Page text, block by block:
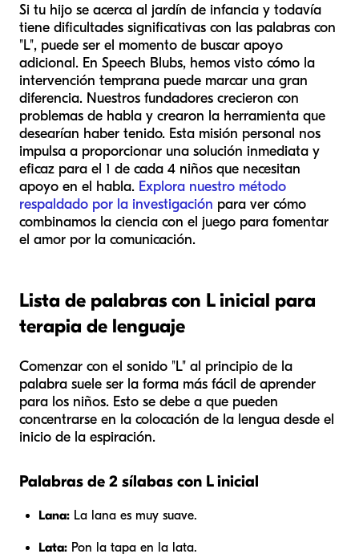
Si tu hijo se acerca al jardín de infancia y todavía
tiene dificultades significativas con las palabras con
"L", puede ser el momento de buscar apoyo
adicional. En Speech Blubs, hemos visto cómo la
intervención temprana puede marcar una gran
diferencia. Nuestros fundadores crecieron con
problemas de habla y crearon la herramienta que
desearían haber tenido. Esta misión personal nos
impulsa a proporcionar una solución inmediata y
eficaz para el 1 de cada 4 niños que necesitan
apoyo en el habla. Explora nuestro método
respaldado por la investigación para ver cómo
combinamos la ciencia con el juego para fomentar
el amor por la comunicación.
Lista de palabras con L inicial para
terapia de lenguaje
Comenzar con el sonido "L" al principio de la
palabra suele ser la forma más fácil de aprender
para los niños. Esto se debe a que pueden
concentrarse en la colocación de la lengua desde el
inicio de la espiración.
Palabras de 2 sílabas con L inicial
Lana: La lana es muy suave.
Lata: Pon la tapa en la lata.